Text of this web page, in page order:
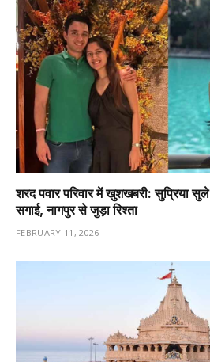
शरद पवार परिवार में खुशखबरी: सुप्रिया
सगाई, नागपुर से जुड़ा रिश्ता
FEBRUARY 11, 2026